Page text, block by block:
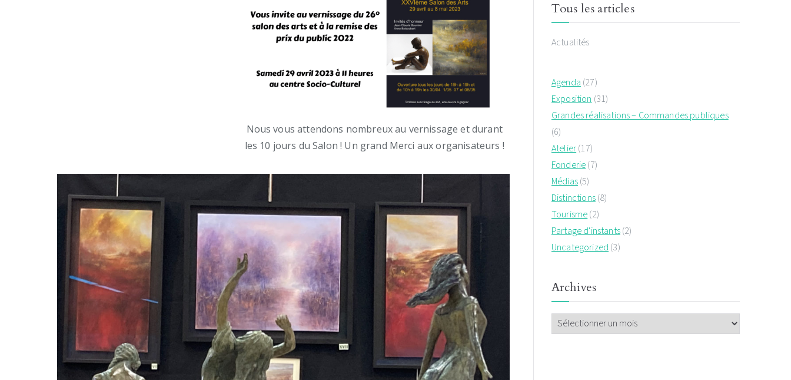
Nous vous attendons nombreux au vernissage et durant
les 10 jours du Salon ! Un grand Merci aux organisateurs !
Tous les articles
Actualités
Agenda(27)
Exposition(31)
Grandes réalisations – Commandes publiques
(6)
Atelier(17)
Fonderie(7)
Médias(5)
Distinctions(8)
Tourisme(2)
Partage d'instants(2)
Uncategorized(3)
Archives